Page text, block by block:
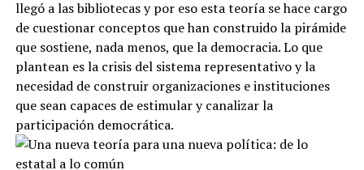
llegó a las bibliotecas y por eso esta teoría se hace cargo
de cuestionar conceptos que han construido la pirámide
que sostiene, nada menos, que la democracia. Lo que
plantean es la crisis del sistema representativo y la
necesidad de construir organizaciones e instituciones
que sean capaces de estimular y canalizar la
participación democrática.